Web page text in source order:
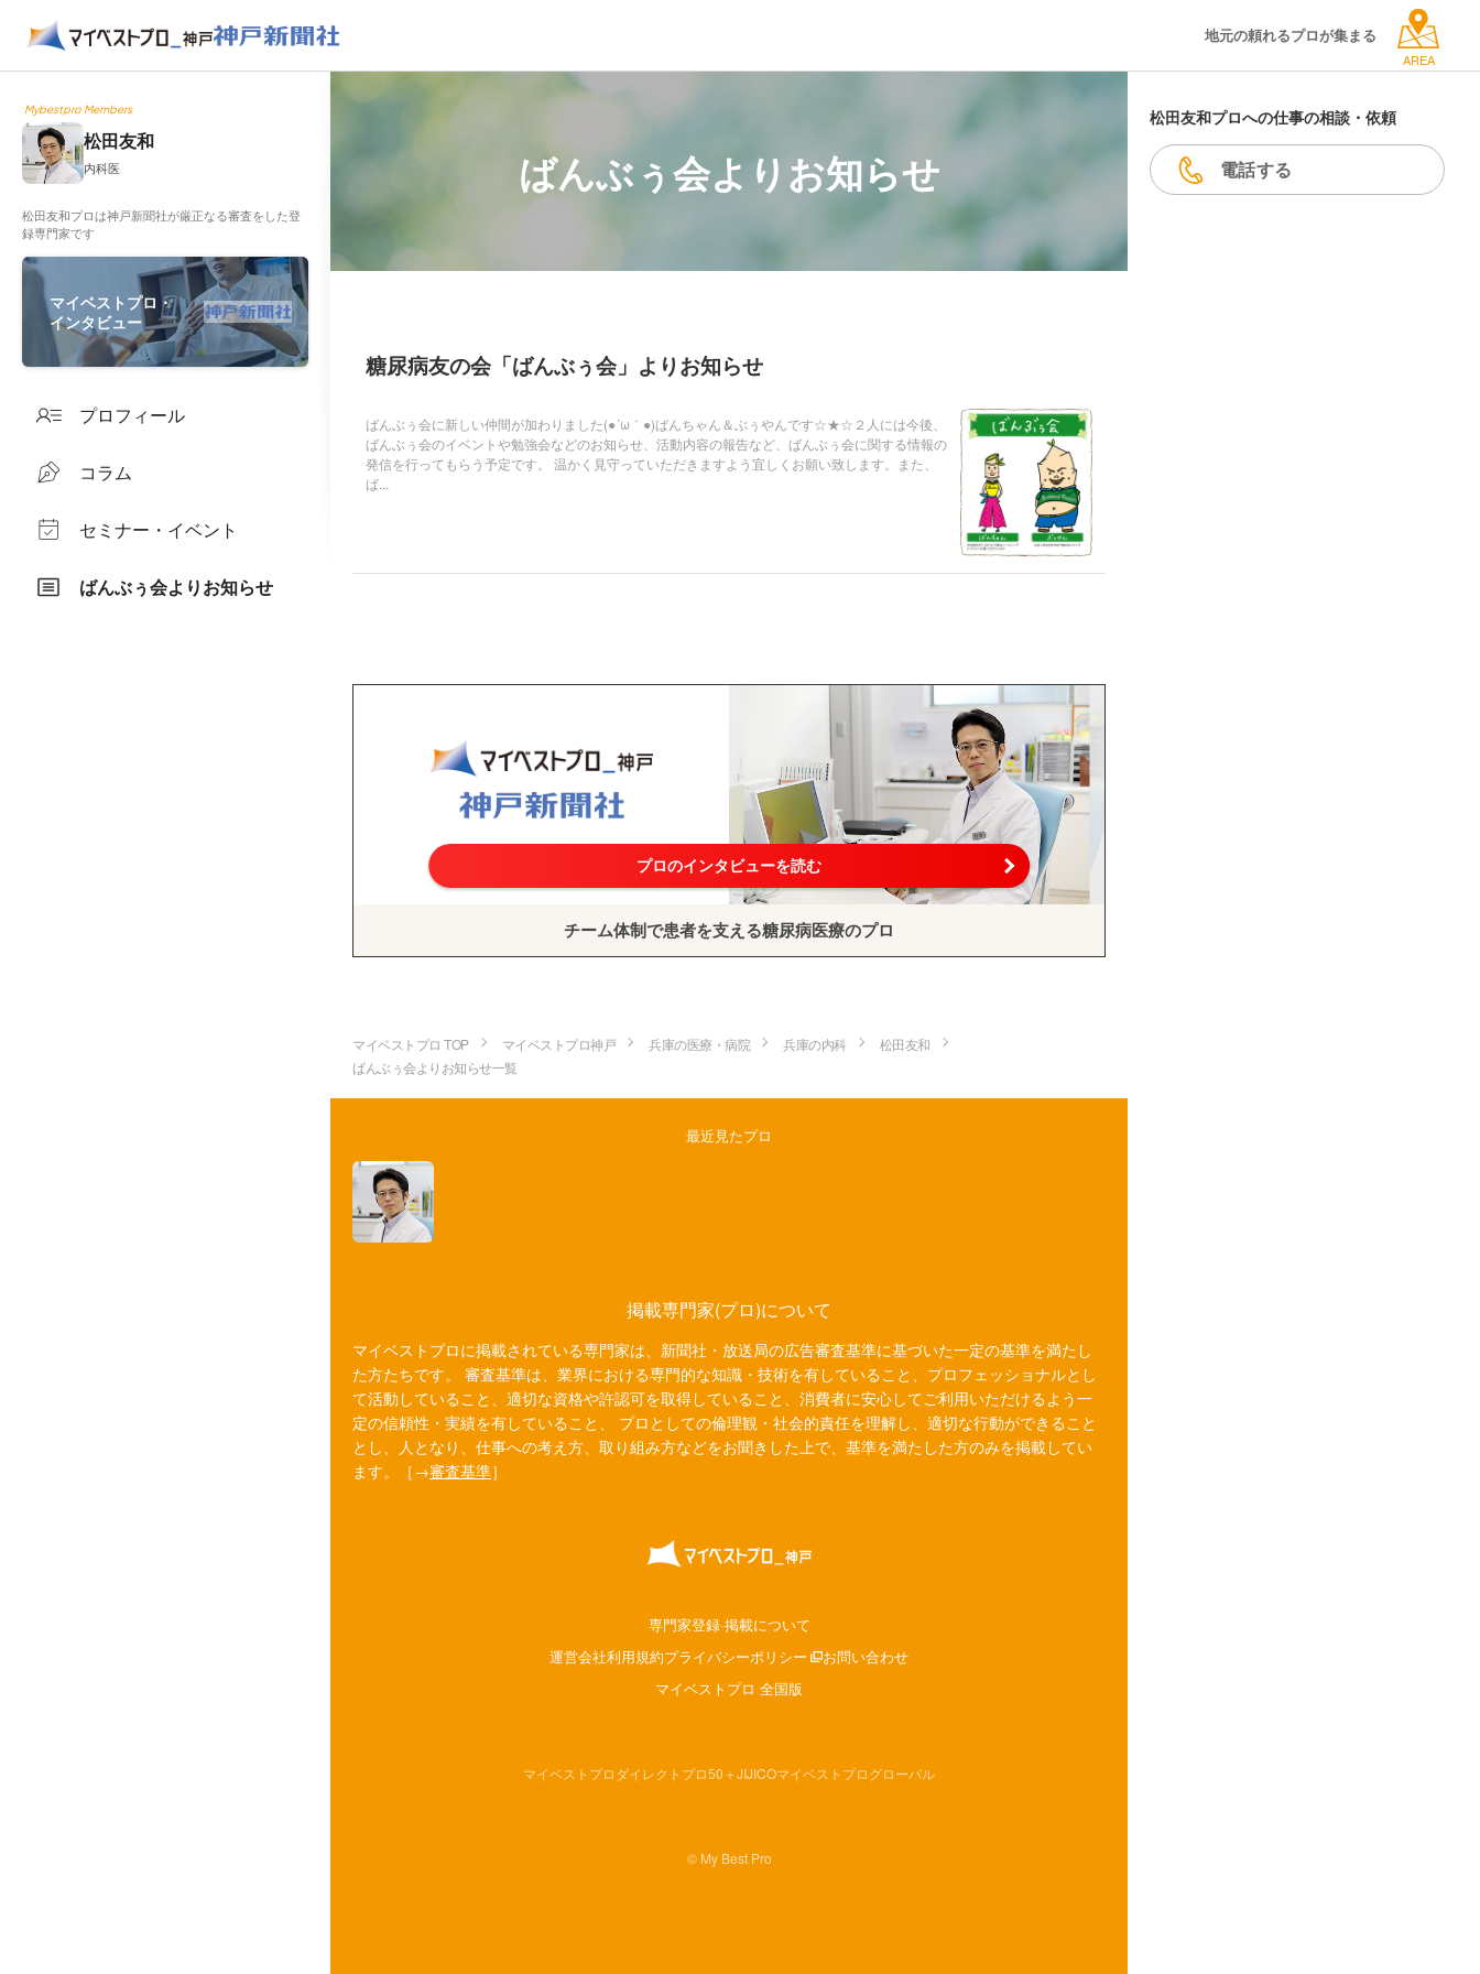
地元の頼れるプロが集まる
AREA
Mybestpro Members
松田友和
内科医
松田友和プロは神戸新聞社が厳正なる審査をした登
録専門家です
マイベストプロ・
インタビュー
プロフィール
コラム
セミナー・イベント
ばんぶぅ会よりお知らせ
ばんぶぅ会よりお知らせ
糖尿病友の会「ばんぶぅ会」よりお知らせ
ばんぶぅ会に新しい仲間が加わりました(●´ω｀●)ばんちゃん＆ぶぅやんです☆★☆２人には今後、
ばんぶぅ会のイベントや勉強会などのお知らせ、活動内容の報告など、ばんぶぅ会に関する情報の
発信を行ってもらう予定です。 温かく見守っていただきますよう宜しくお願い致します。また、
ば...
プロのインタビューを読む
チーム体制で患者を支える糖尿病医療のプロ
マイベストプロ TOP マイベストプロ神戸 兵庫の医療・病院 兵庫の内科
松田友和
ばんぶぅ会よりお知らせ一覧
最近見たプロ
掲載専門家(プロ)について
マイベストプロに掲載されている専門家は、新聞社・放送局の広告審査基準に基づいた一定の基準を満たし
た方たちです。 審査基準は、業界における専門的な知識・技術を有していること、プロフェッショナルとし
て活動していること、適切な資格や許認可を取得していること、消費者に安心してご利用いただけるよう一
定の信頼性・実績を有していること、 プロとしての倫理観・社会的責任を理解し、適切な行動ができること
とし、人となり、仕事への考え方、取り組み方などをお聞きした上で、基準を満たした方のみを掲載してい
ます。［→審査基準］
専門家登録·掲載について
運営会社利用規約プライバシーポリシー
お問い合わせ
マイベストプロ 全国版
マイベストプロダイレクト プロ50＋JIJICOマイベストプログローバル
© My Best Pro
松田友和プロへの仕事の相談・依頼
電話する